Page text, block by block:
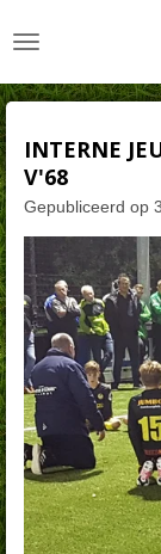
direct
de
INTERNE
V'68
Gepubliceerd op